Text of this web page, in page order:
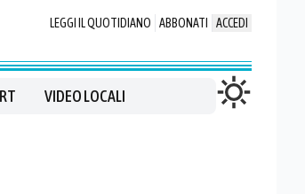
LEGGI IL QUOTIDIANO ABBONATI ACCEDI
VIDEO LOCALI